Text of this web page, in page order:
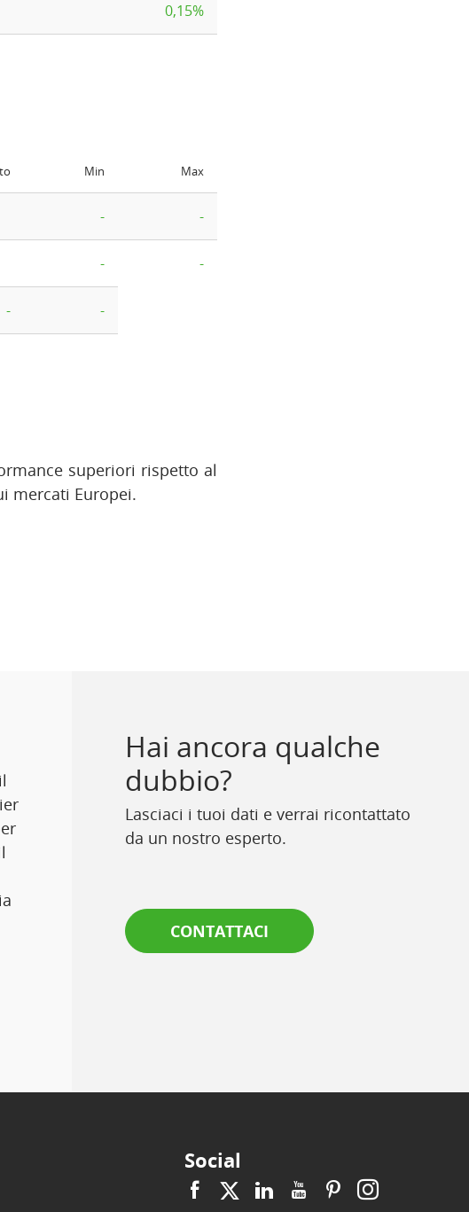
0,15%
Min Max
- -
- -
- -
superiori rispetto al
mercati Europei.
Hai ancora qualche
dubbio?
Lasciaci i tuoi dati e verrai ricontattato
da un nostro esperto.
CONTATTACI
Social